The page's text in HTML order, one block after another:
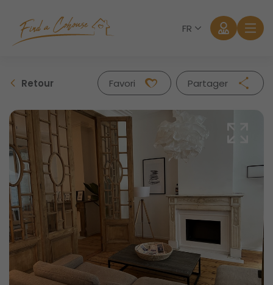
FR
Se connecter
Mot de passe oublié?
Retour Favori
Partager
Facebook
Twitter
Whatsapp